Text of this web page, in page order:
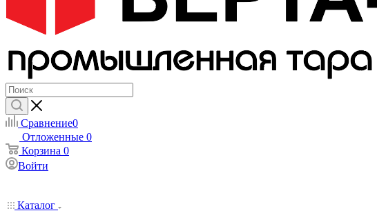
Сравнение0
Отложенные 0
Корзина 0
Войти
Каталог